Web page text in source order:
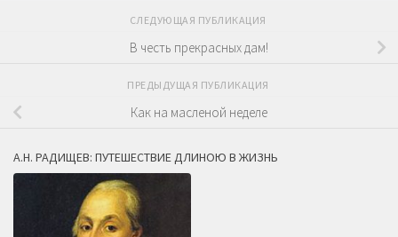
СЛЕДУЮЩАЯ ПУБЛИКАЦИЯ
В честь прекрасных дам!
ПРЕДЫДУЩАЯ ПУБЛИКАЦИЯ
Как на масленой неделе
А.Н. РАДИЩЕВ: ПУТЕШЕСТВИЕ ДЛИНОЮ В ЖИЗНЬ